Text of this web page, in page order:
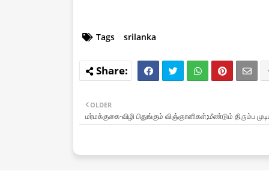
Tags srilanka
OLDER
மர்மக்குகை-விழி பிதுங்கும் விஞ்ஞானிகள்;மீண்டும் திரும்ப